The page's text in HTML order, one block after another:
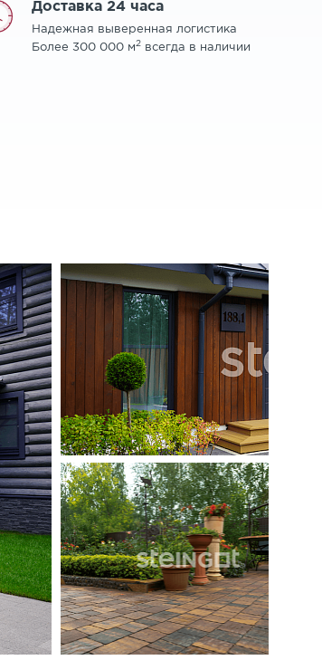
Доставка 24 часа
Надежная выверенная логистика
Более 300 000 м2всегда в наличии